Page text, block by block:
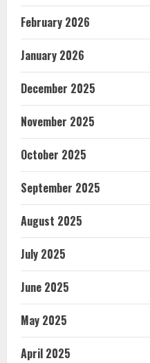
February 2026
January 2026
December 2025
November 2025
October 2025
September 2025
August 2025
July 2025
June 2025
May 2025
April 2025